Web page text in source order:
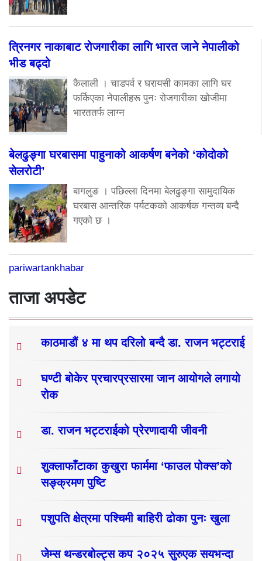
त्रिनगर नाकाबाट रोजगारीका लागि भारत जाने नेपालीको
भीड बढ्दो
कैलाली । चाडपर्व र घरायसी कामका लागि घर
फर्किएका नेपालीहरू पुनः रोजगारीका खोजीमा
भारततर्फ लाग्न
बेलढुङ्गा घरबासमा पाहुनाको आकर्षण बनेको ‘कोदोको
सेलरोटी’
बागलुङ । पछिल्ला दिनमा बेलढुङ्गा सामुदायिक
घरबास आन्तरिक पर्यटकको आकर्षक गन्तव्य बन्दै
गएको छ ।
pariwartankhabar
ताजा अपडेट
काठमाडौं ४ मा थप दरिलो बन्दै डा. राजन भट्टराई
घण्टी बोकेर प्रचारप्रसारमा जान आयोगले लगायो
रोक
डा. राजन भट्टराईको प्रेरणादायी जीवनी
शुक्लाफाँटाका कुखुरा फार्ममा ‘फाउल पोक्स’को
सङ्क्रमण पुष्टि
पशुपति क्षेत्रमा पश्चिमी बाहिरी ढोका पुनः खुला
जेम्स थन्डरबोल्ट्स कप २०२५ सुरुएक सयभन्दा